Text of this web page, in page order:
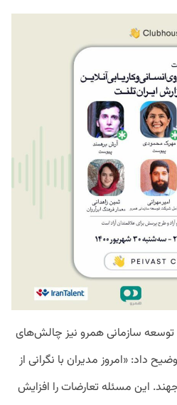
توسعه سازمانی همرو نیز چالش‌های
داد: «امروز مدیران با نگرانی از
این مسئله تعارضات را افزایش